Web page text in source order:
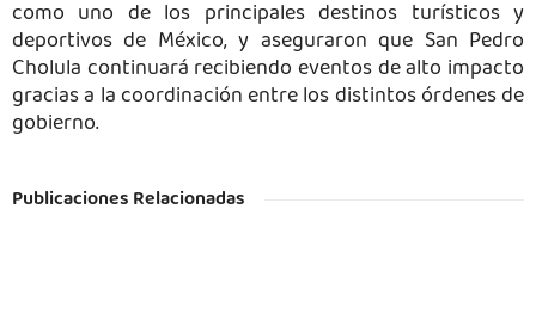
como uno de los principales destinos turísticos y
deportivos de México, y aseguraron que San Pedro
Cholula continuará recibiendo eventos de alto impacto
gracias a la coordinación entre los distintos órdenes de
gobierno.
Publicaciones Relacionadas